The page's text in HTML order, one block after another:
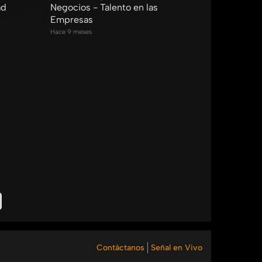
Negocios - Talento en las
Empresas
Hace 9 meses
Contáctanos Señal en Vivo